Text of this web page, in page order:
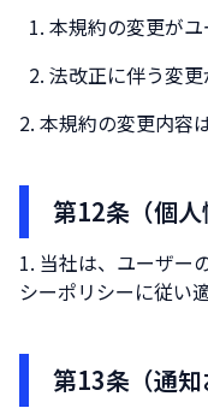
本規約の変更が
法改正に伴う変
本規約の変更内容
第12条（個人
当社は、ユーザー
シーポリシーに従い
第13条（通知